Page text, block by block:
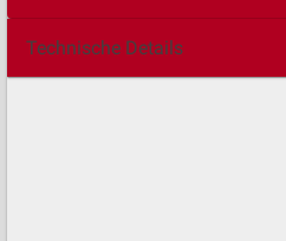
Technische Details